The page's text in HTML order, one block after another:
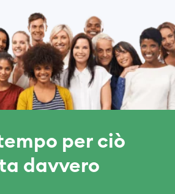
per ciò
davvero